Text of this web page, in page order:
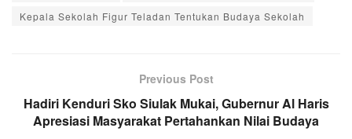
Kepala Sekolah Figur Teladan Tentukan Budaya Sekolah
Previous Post
Hadiri Kenduri Sko Siulak Mukai, Gubernur Al Haris
Apresiasi Masyarakat Pertahankan Nilai Budaya